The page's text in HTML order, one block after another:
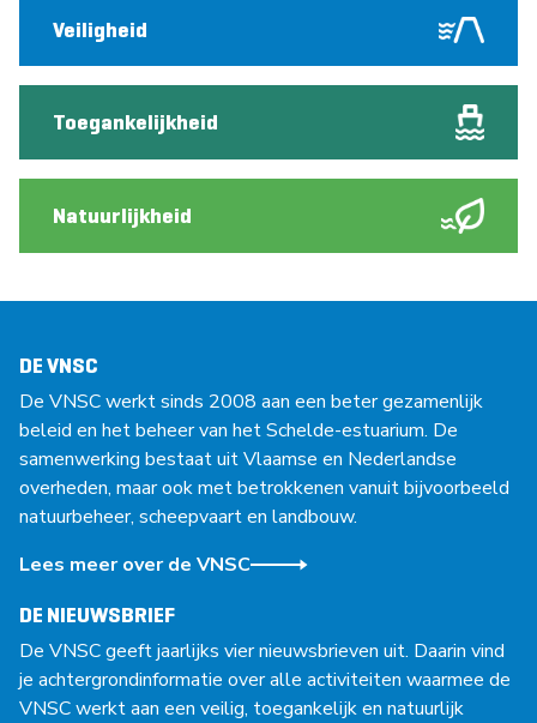
Veiligheid
Toegankelijkheid
Natuurlijkheid
DE VNSC
De VNSC werkt sinds 2008 aan een beter gezamenlijk
beleid en het beheer van het Schelde-estuarium. De
samenwerking bestaat uit Vlaamse en Nederlandse
overheden, maar ook met betrokkenen vanuit bijvoorbeeld
natuurbeheer, scheepvaart en landbouw.
Lees meer over de VNSC
DE NIEUWSBRIEF
De VNSC geeft jaarlijks vier nieuwsbrieven uit. Daarin vind
je achtergrondinformatie over alle activiteiten waarmee de
VNSC werkt aan een veilig, toegankelijk en natuurlijk